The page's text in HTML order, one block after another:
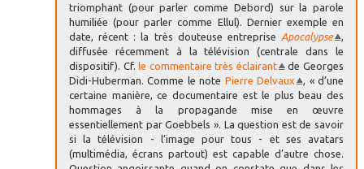
triomphant (pour parler comme Debord) sur la parole
humiliée (pour parler comme Ellul). Dernier exemple en
date, récent : la très douteuse entreprise Apocalypse
diffusée récemment à la télévision (centrale dans le
dispositif). Cf.le commentaire très éclairant
de Georges
Didi-Huberman. Comme le note Pierre Delvaux
, « d’une
certaine manière, ce documentaire est le plus beau des
hommages à la propagande mise en œuvre
essentiellement par Goebbels ». La question est de savoir
si la télévision - l’image pour tous - et ses avatars
(multimédia, écrans partout) est capable d’autre chose.